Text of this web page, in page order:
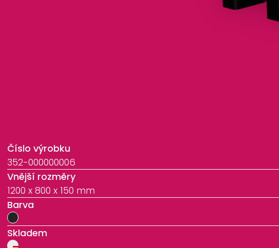
Číslo výrobku
352-000000006
Vnější rozměry
1200 x 800 x 150 mm
Barva
Skladem